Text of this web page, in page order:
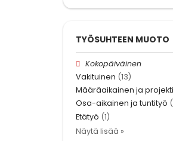
TYÖSUHTEEN MUOTO
Kokopäiväinen
Vakituinen (13)
Määräaikainen ja
Osa-aikainen ja tuntityö
Etätyö (1)
Näytä lisää »